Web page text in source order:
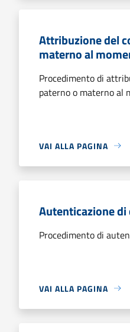
Attribuzione del
materno al
Procedimento di
paterno o materno al
VAI ALLA PAGINA
Autenticazione di
Procedimento di
VAI ALLA PAGINA